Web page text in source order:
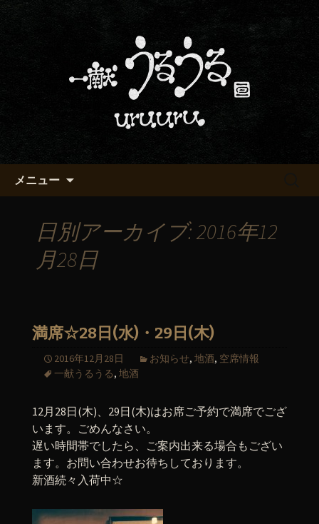
京都・五条でおいしい地酒が飲
める「一献うるうる」のブロ
京都・五条烏丸の町屋居酒屋「一献う
るうる」からのお知らせ
メニュー
日別アーカイブ: 2016年12
月28日
満席☆28日(水)・29日(木)
2016年12月28日 お知らせ, 地酒, 空席情報
一献うるうる, 地酒
12月28日(木)、29日(木)はお席ご予約で満席でござ
います。ごめんなさい。
遅い時間帯でしたら、ご案内出来る場合もござい
ます。お問い合わせお待ちしております。
新酒続々入荷中☆